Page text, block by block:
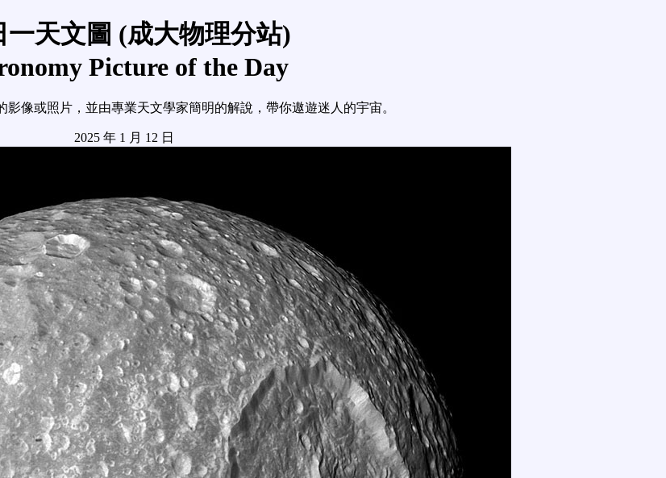
一天文圖 (成大物理分站)
Picture of the Day
影像或照片，並由專業天文學家簡明的解說，帶你遨遊迷人的宇宙。
2025 年 1 月 12 日